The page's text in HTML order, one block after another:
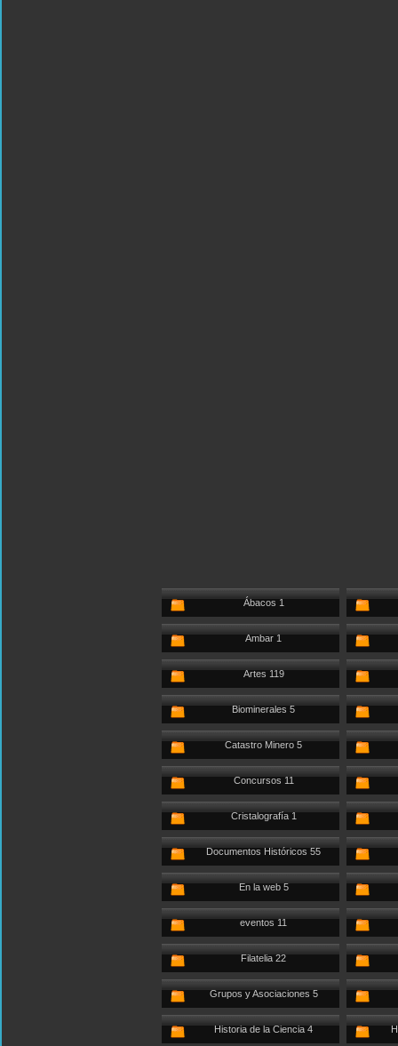
Ábacos 1
Ambar 1
Artes 119
Biominerales 5
Catastro Minero 5
Concursos 11
Cristalografía 1
Documentos Históricos 55
En la web 5
eventos 11
Filatelia 22
Grupos y Asociaciones 5
Historia de la Ciencia 4